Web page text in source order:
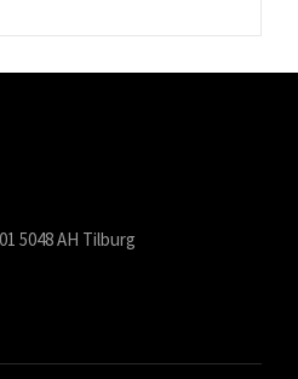
5048 AH Tilburg